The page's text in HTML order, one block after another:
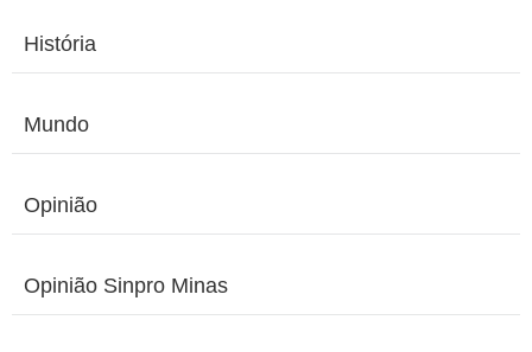
História
Mundo
Opinião
Opinião Sinpro Minas